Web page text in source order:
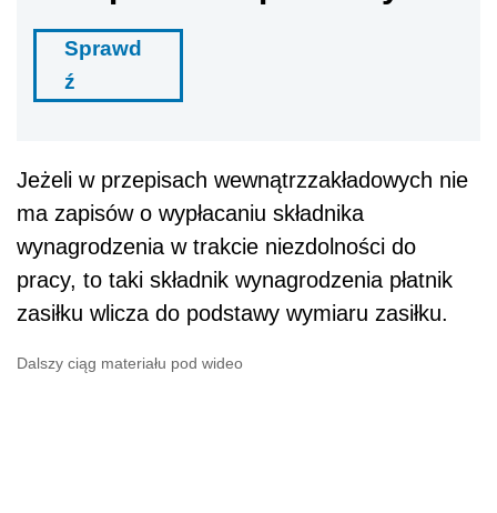
Sprawd
ź
Jeżeli w przepisach wewnątrzzakładowych nie
ma zapisów o wypłacaniu składnika
wynagrodzenia w trakcie niezdolności do
pracy, to taki składnik wynagrodzenia płatnik
zasiłku wlicza do podstawy wymiaru zasiłku.
Dalszy ciąg materiału pod wideo